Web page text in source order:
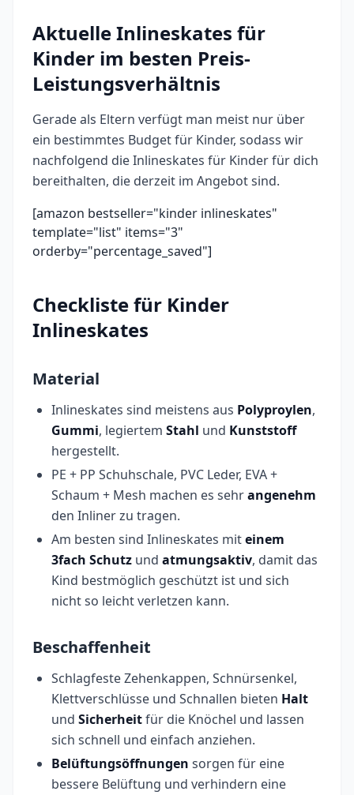
Aktuelle Inlineskates für
Kinder im besten Preis-
Leistungsverhältnis
Gerade als Eltern verfügt man meist nur über
ein bestimmtes Budget für Kinder, sodass wir
nachfolgend die Inlineskates für Kinder für dich
bereithalten, die derzeit im Angebot sind.
[amazon bestseller="kinder inlineskates"
template="list" items="3"
orderby="percentage_saved"]
Checkliste für Kinder
Inlineskates
Material
Inlineskates sind meistens aus Polyproylen,
Gummi, legiertem Stahl und Kunststoff
hergestellt.
PE + PP Schuhschale, PVC Leder, EVA +
Schaum + Mesh machen es sehrangenehm
den Inliner zu tragen.
Am besten sind Inlineskates miteinem
3fach Schutz und atmungsaktiv, damit das
Kind bestmöglich geschützt ist und sich
nicht so leicht verletzen kann.
Beschaffenheit
Schlagfeste Zehenkappen, Schnürsenkel,
Klettverschlüsse und Schnallen bieten Halt
und Sicherheitfür die Knöchel und lassen
sich schnell und einfach anziehen.
Belüftungsöffnungen sorgen für eine
bessere Belüftung und verhindern eine